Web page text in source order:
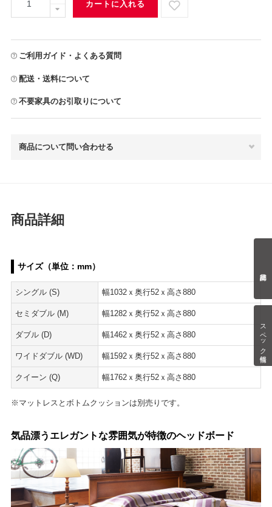
スペック情報
カートに入れる
ご利用ガイド・よくある質問
配送・送料について
不要家具のお引取りについて
商品について問い合わせる
商品詳細
サイズ（単位：mm）
シングル (S) 幅1032ｘ奥行52ｘ高さ880
セミダブル (M) 幅1282ｘ奥行52ｘ高さ880
ダブル (D) 幅1462ｘ奥行52ｘ高さ880
ワイドダブル (WD) 幅1592ｘ奥行52ｘ高さ880
クイーン (Q) 幅1762ｘ奥行52ｘ高さ880
※マットレスとボトムクッションは別売りです。
気品漂うエレガントな雰囲気が特徴のヘッドボード